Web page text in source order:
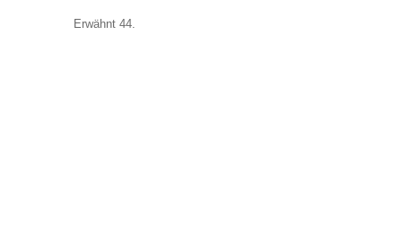
Erwähnt 44.